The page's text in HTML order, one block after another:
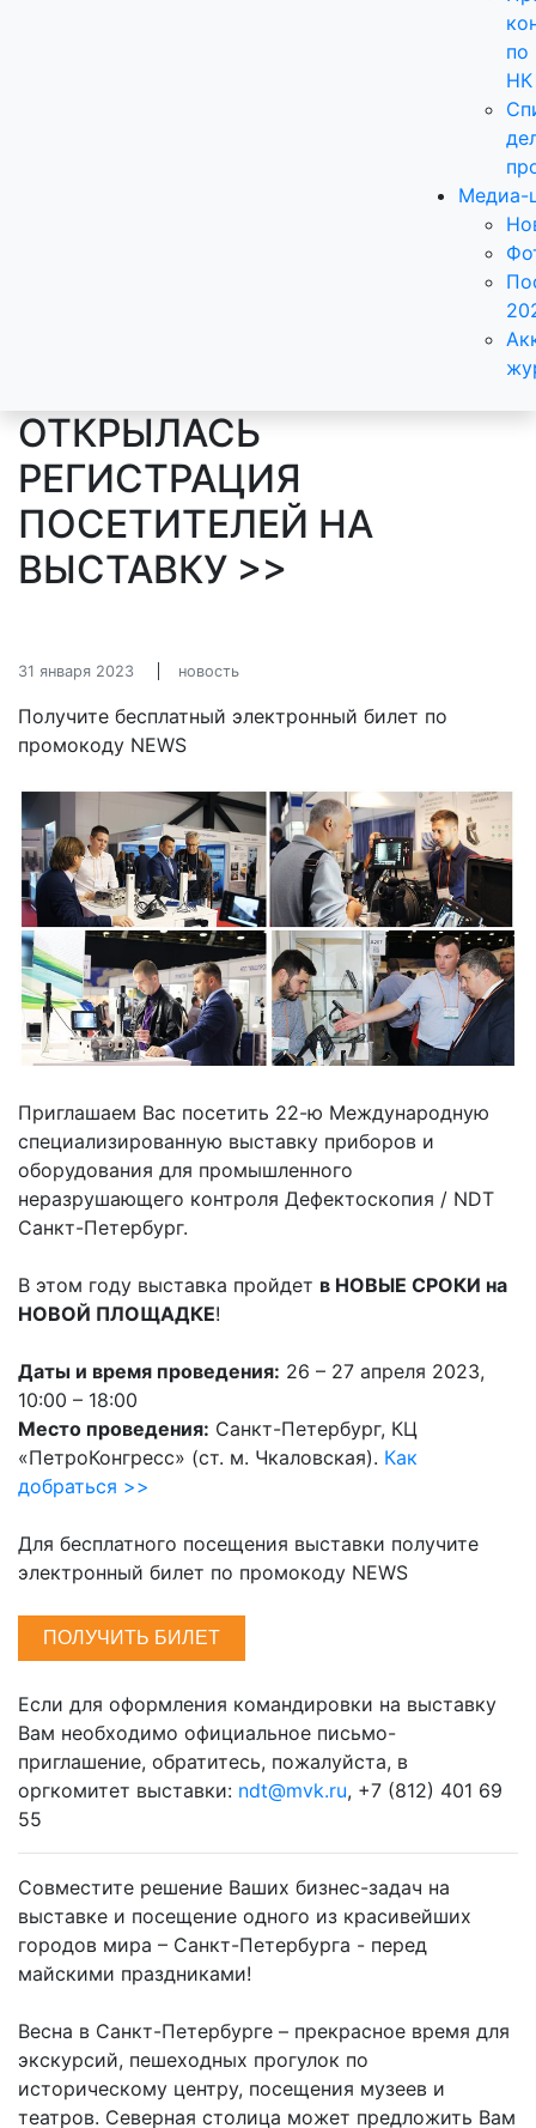
по
НК
Медиа-
ОТКРЫЛАСЬ
РЕГИСТРАЦИЯ
ПОСЕТИТЕЛЕЙ НА
ВЫСТАВКУ >>
31 января 2023 новость
Получите бесплатный электронный билет по
промокоду NEWS
Приглашаем Вас посетить 22-ю Международную
специализированную выставку приборов и
оборудования для промышленного
неразрушающего контроля Дефектоскопия / NDT
Санкт-Петербург.
В этом году выставка пройдет в НОВЫЕ СРОКИ на
НОВОЙ ПЛОЩАДКЕ!
Даты и время проведения: 26 – 27 апреля 2023,
10:00 – 18:00
Место проведения: Санкт-Петербург, КЦ
«ПетроКонгресс» (ст. м. Чкаловская). Как
добраться >>
Для бесплатного посещения выставки получите
электронный билет по промокоду NEWS
ПОЛУЧИТЬ БИЛЕТ
Если для оформления командировки на выставку
Вам необходимо официальное письмо-
приглашение, обратитесь, пожалуйста, в
оргкомитет выставки: ndt@mvk.ru, +7 (812) 401 69
55
Совместите решение Ваших бизнес-задач на
выставке и посещение одного из красивейших
городов мира – Санкт-Петербурга - перед
майскими праздниками!
Весна в Санкт-Петербурге – прекрасное время для
экскурсий, пешеходных прогулок по
историческому центру, посещения музеев и
театров. Северная столица может предложить Вам